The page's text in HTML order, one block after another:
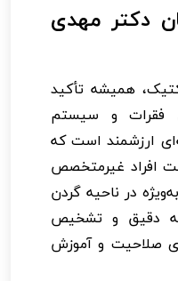
دکتر مهدی
همیشه تأکید
فقرات و سیستم
ارزشمند است که
افراد غیرمتخصص
در ناحیه گردن
دقیق و تشخیص
صلاحیت و آموزش